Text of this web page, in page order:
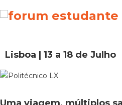
Lisboa | 13 a 18 de Julho